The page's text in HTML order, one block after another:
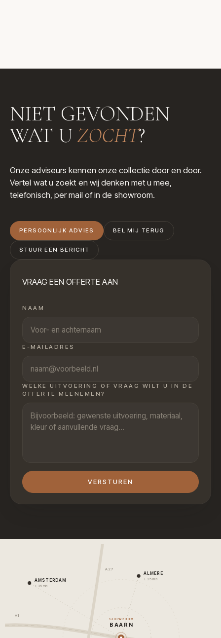
NIET GEVONDEN
WAT UZOCHT?
Onze adviseurs kennen onze collectie door en door.
Vertel wat u zoekt en wij denken met u mee,
telefonisch, per mail of in de showroom.
PERSOONLIJK ADVIES BEL MIJ TERUG
STUUR EEN BERICHT
VRAAG EEN OFFERTE AAN
NAAM
E-MAILADRES
WELKE UITVOERING OF VRAAG WILT U IN DE
OFFERTE MEENEMEN?
VERSTUREN
A1
A27
AMSTERDAM
± 35 min
ALMERE
± 25 min
SHOWROOM
BAARN